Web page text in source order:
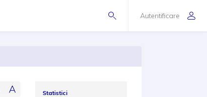
Autentificare
A Statistici